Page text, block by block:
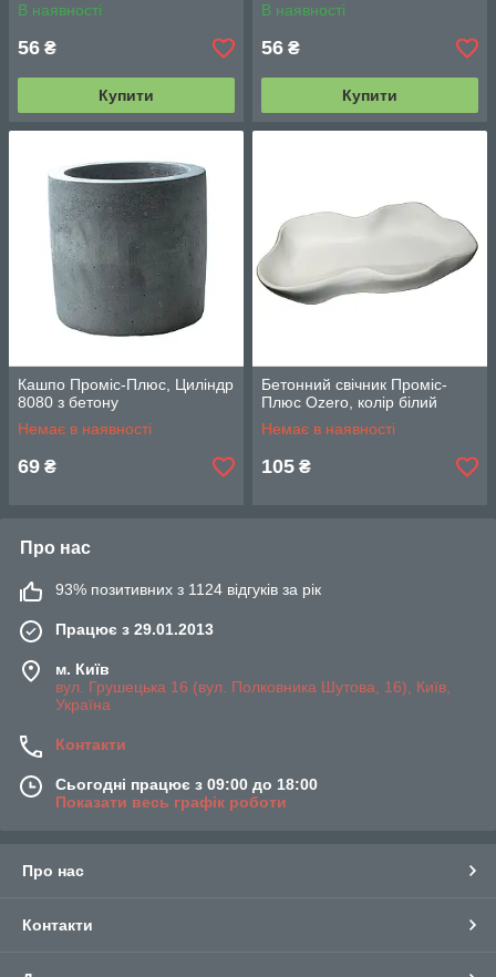
В наявності
56 ₴
Купити
В наявності
56 ₴
Купити
Кашпо Проміс-Плюс, Циліндр
8080 з бетону
Немає в наявності
69 ₴
Бетонний свічник Проміс-
Плюс Ozero, колір білий
Немає в наявності
105 ₴
Про нас
93% позитивних з 1124 відгуків за рік
Працює з 29.01.2013
м. Київ
вул. Грушецька 16 (вул. Полковника Шутова, 16), Київ,
Україна
Контакти
Сьогодні працює з 09:00 до 18:00
Показати весь графік роботи
Про нас
Контакти